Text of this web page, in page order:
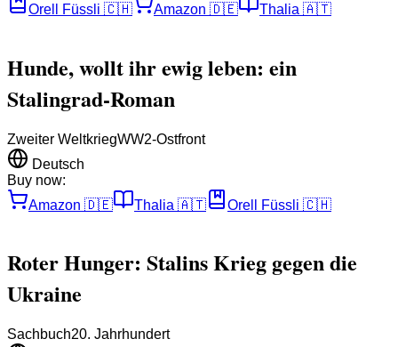
Orell Füssli 🇨🇭 Amazon 🇩🇪 Thalia 🇦🇹
Hunde, wollt ihr ewig leben: ein
Stalingrad-Roman
Zweiter WeltkriegWW2-Ostfront
Deutsch
Buy now:
Amazon 🇩🇪 Thalia 🇦🇹 Orell Füssli 🇨🇭
Roter Hunger: Stalins Krieg gegen die
Ukraine
Sachbuch20. Jahrhundert